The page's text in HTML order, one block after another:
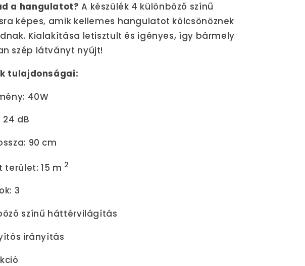
a hangulatot?A készülék 4 különböző színű
képes, amik kellemes hangulatot kölcsönöznek
Kialakítása letisztult és igényes, így bármely
szép látványt nyújt!
tulajdonságai:
40W
24 dB
90 cm
terület: 15 m 2
3
színű háttérvilágítás
irányítás